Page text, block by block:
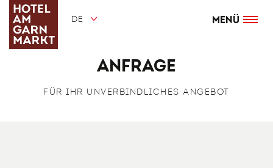
Direkt
Inhalt
Menü
DE
Anfrage
FÜR IHR UNVERBINDLICHES ANGEBOT